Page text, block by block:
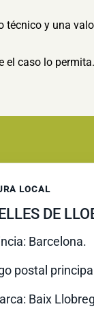
y una
el caso lo permita.
LOCAL
DE
Barcelona.
postal
Baix